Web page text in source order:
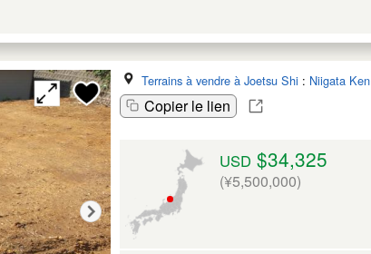
Terrains à vendre à Joetsu Shi : Niigata Ken
Copier le lien
USD $34,325
(¥5,500,000)